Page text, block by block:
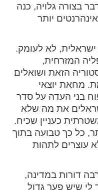
brightness_low
ניגודיות כהה
בצורה גלויה, כנה
יותר
לא לעומק.
המזרחית,
הזאת ושואלים
מחאת יוצאי
בני העדה על סדר
את מה שלא
כעניין שכיח.
כל כך טבועה בתוך
עוצרים לתהות
דורות במדינה,
לי שיש פער גדול